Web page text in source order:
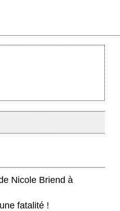
Nicole Briend à
fatalité !